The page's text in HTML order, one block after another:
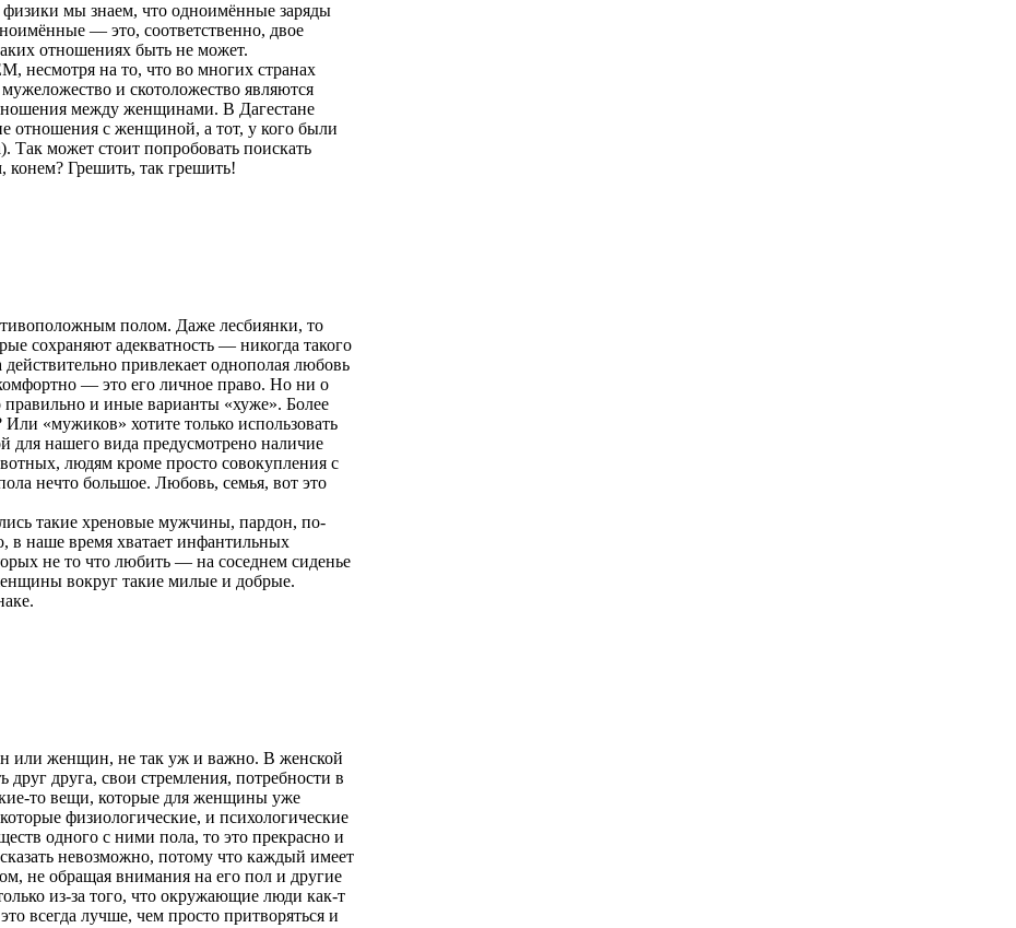
мы знаем, что одноимённые заряды
— это, соответственно, двое
отношениях быть не может.
на то, что во многих странах
и скотоложество являются
между женщинами. В Дагестане
отношения с женщиной, а тот, у кого были
Так может стоит попробовать поискать
конем? Грешить, так грешить!
полом. Даже лесбиянки, то
сохраняют адекватность — никогда такого
привлекает однополая любовь
— это его личное право. Но ни о
правильно и иные варианты «хуже». Более
«мужиков» хотите только использовать
для нашего вида предусмотрено наличие
людям кроме просто совокупления с
нечто большое. Любовь, семья, вот это
такие хреновые мужчины, пардон, по-
наше время хватает инфантильных
не то что любить — на соседнем сиденье
вокруг такие милые и добрые.
или женщин, не так уж и важно. В женской
друга, свои стремления, потребности в
то вещи, которые для женщины уже
физиологические, и психологические
одного с ними пола, то это прекрасно и
невозможно, потому что каждый имеет
не обращая внимания на его пол и другие
из-за того, что окружающие люди как-т
всегда лучше, чем просто притворяться и